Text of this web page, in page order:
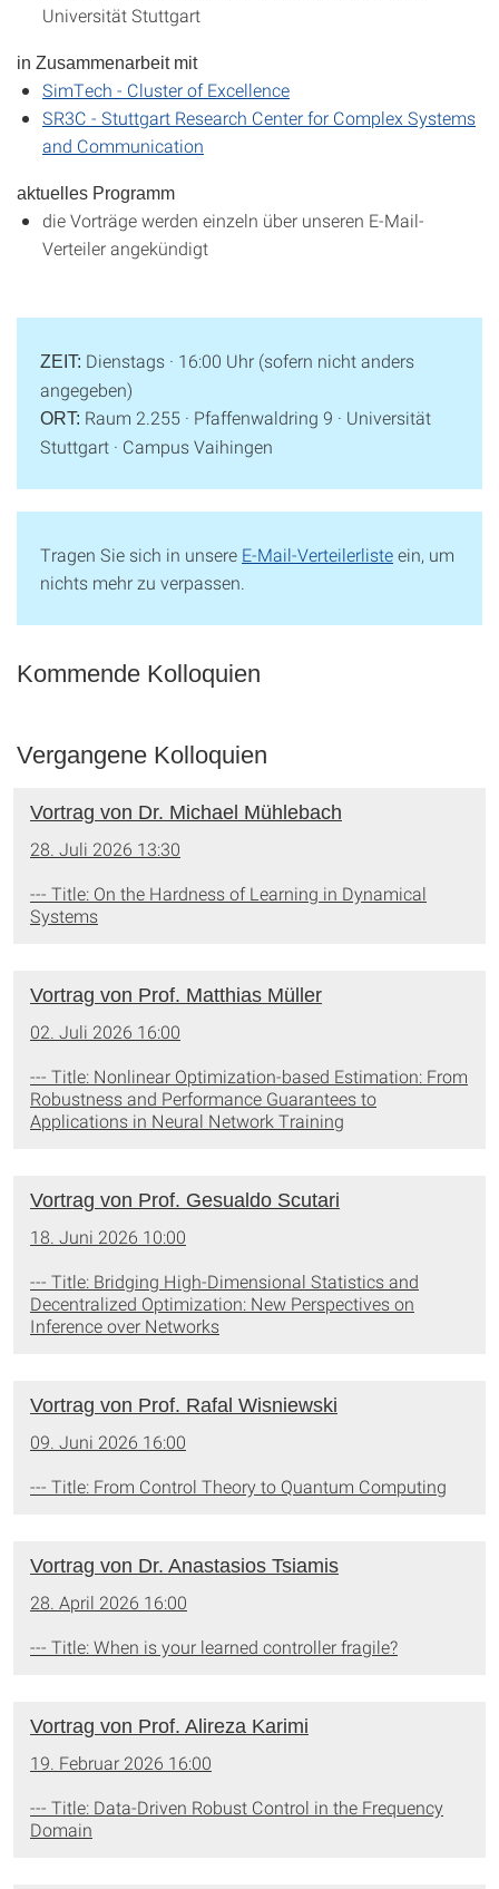
Universität Stuttgart
in Zusammenarbeit mit
SimTech - Cluster of Excellence
SR3C - Stuttgart Research Center for Complex Systems
and Communication
aktuelles Programm
die Vorträge werden einzeln über unseren E-Mail-
Verteiler angekündigt
ZEIT: Dienstags · 16:00 Uhr (sofern nicht anders
angegeben)
ORT: Raum 2.255 · Pfaffenwaldring 9 · Universität
Stuttgart · Campus Vaihingen
Tragen Sie sich in unsere E-Mail-Verteilerlisteein, um
nichts mehr zu verpassen.
Kommende Kolloquien
Vergangene Kolloquien
Vortrag von Dr. Michael Mühlebach
28. Juli 2026 13:30
--- Title: On the Hardness of Learning in Dynamical
Systems
Vortrag von Prof. Matthias Müller
02. Juli 2026 16:00
--- Title: Nonlinear Optimization-based Estimation: From
Robustness and Performance Guarantees to
Applications in Neural Network Training
Vortrag von Prof. Gesualdo Scutari
18. Juni 2026 10:00
--- Title: Bridging High-Dimensional Statistics and
Decentralized Optimization: New Perspectives on
Inference over Networks
Vortrag von Prof. Rafal Wisniewski
09. Juni 2026 16:00
--- Title: From Control Theory to Quantum Computing
Vortrag von Dr. Anastasios Tsiamis
28. April 2026 16:00
--- Title: When is your learned controller fragile?
Vortrag von Prof. Alireza Karimi
19. Februar 2026 16:00
--- Title: Data-Driven Robust Control in the Frequency
Domain